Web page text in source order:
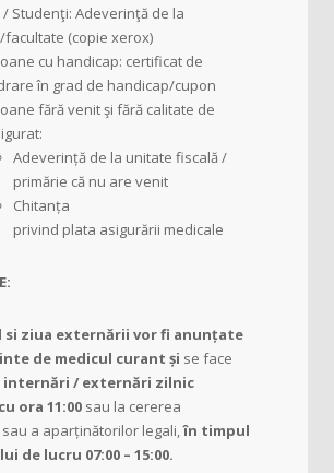
/ Studenţi: Adeverinţă de la
facultate (copie xerox)
cu handicap: certificat de
în grad de handicap/cupon
fără venit şi fără calitate de
Adeverință de la unitate fiscală /
primărie că nu are venit
Chitanța
privind plata asigurării medicale
si ziua externării vor fi anunțate
de medicul curant și se face
internări / externări zilnic
ora 11:00 sau la cererea
a aparținătorilor legali,în timpul
de lucru 07:00 – 15:00.